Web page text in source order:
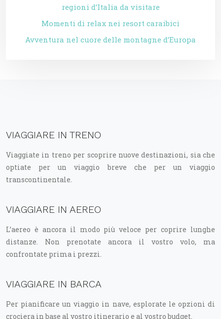
regioni d’Italia da visitare
Momenti di relax nei resort caraibici
Avventura nel cuore delle montagne d’Europa
VIAGGIARE IN TRENO
Viaggiate in treno per scoprire nuove destinazioni, sia che
optiate per un viaggio breve che per un viaggio
transcontinentale.
VIAGGIARE IN AEREO
L’aereo è ancora il modo più veloce per coprire lunghe
distanze. Non prenotate ancora il vostro volo, ma
confrontate prima i prezzi.
VIAGGIARE IN BARCA
Per pianificare un viaggio in nave, esplorate le opzioni di
crociera in base al vostro itinerario e al vostro budget.